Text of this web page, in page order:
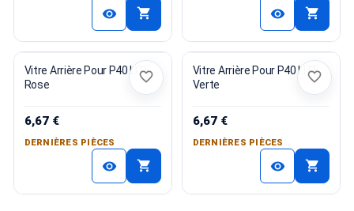
visibility shopping_cart visibility shopping_cart
Vitre Arrière Pour P40 LITE
Rose
6,67 €
DERNIÈRES PIÈCES
visibility shopping_cart
favorite_border
Vitre Arrière Pour P40 LITE
Verte
6,67 €
DERNIÈRES PIÈCES
visibility shopping_cart
favorite_border